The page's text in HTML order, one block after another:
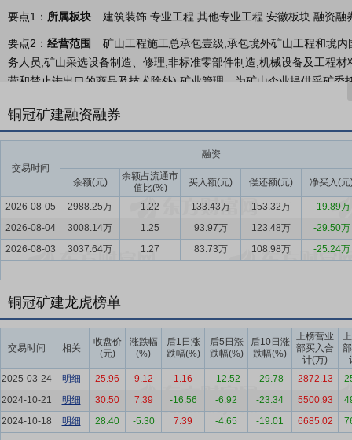
要点1： 所属板块 建筑装饰 专业工程 其他专业工程 安徽板块 融资
要点2： 经营范围
矿山工程施工总承包壹级,承包境外矿山工程和境
务人员,矿山采选设备制造、修理,非标准零部件制造,机械设备及工程
营和禁止进出口的商品及技术除外),矿业管理、为矿山企业提供采矿
展，先后为国内外70余座大中型矿山提供矿山开发服务，涉及矿山资
岩等，业务覆盖我国安徽、山东、河北、辽宁、云南、广西、新疆等
10条以上超深竖井的非煤矿山一体化开发服务提供商，综合实力位居
要点4：矿山开发服务行业
矿产资源是国民经济和社会发展的重要物
略性关键矿产资源的需求大幅增长，矿山开发服务行业正迎来前所未
要点5： 完备的一体化矿山开发服务技术体系
化解决方案、双超矿山运营管理、矿山服务智慧赋能、深井水害综合
较为完备的一体化矿山开发服务技术体系,能够针对各种地质条件复杂
位,经过长期技术积累和实践应用,已在该细分领域内具备较为突出的
米,直径8.5米)是位居国内行业前列的“双超”矿井,山东朱郭李家副井(
要点6：地下矿山智慧赋能实现规模化运营管理
公司注重与业主建
安全、环保、经济高效的采矿生产设计方案,建立地下矿山监测系统,
手段实现地下矿山的规模化运营管理。同时,公司亦具有丰富的复杂地
铜冠矿建融资融券
交易时间
融资
余额(元)
余额占流通市
值比(%)
买入额(元) 偿还额(元) 净买入(元
2026-08-05 2988.25万 1.22 133.43万 153.32万
-19.89万
2026-08-04
3008.14万 1.25 93.97万 123.48万
-29.50万
2026-08-03
3037.64万 1.27 83.73万 108.98万 -25.24万
铜冠矿建龙虎榜单
交易时间 相关
收盘价
(元)
涨跌幅
(%)
后1日涨
跌幅(%)
后5日涨
跌幅(%)
后10日涨
跌幅(%)
上榜营业
部买入合
计(万)
2025-03-24
明细 25.96 9.12 1.16 -12.52 -29.78 2872.13
2024-10-21
明细 30.50 7.39 -16.56 -6.92 -23.34 5500.93
2024-10-18
明细 28.40 -5.30 7.39 -4.65 -19.01 6685.02